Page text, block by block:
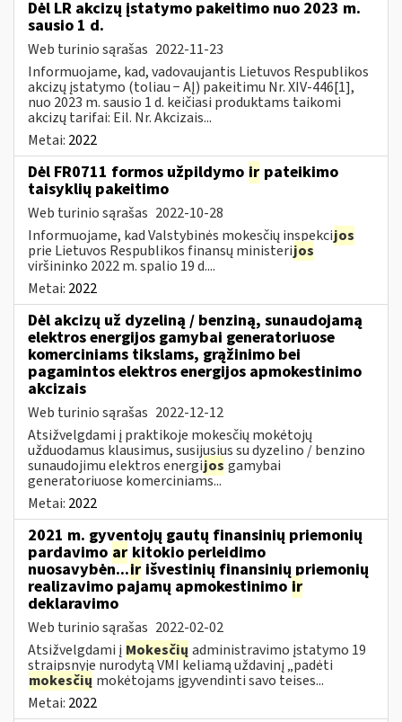
Dėl LR akcizų įstatymo pakeitimo nuo 2023 m.
sausio 1 d.
Web turinio sąrašas 2022-11-23
Informuojame, kad, vadovaujantis Lietuvos Respublikos
akcizų įstatymo (toliau − AĮ) pakeitimu Nr. XIV-446[1],
nuo 2023 m. sausio 1 d. keičiasi produktams taikomi
akcizų tarifai: Eil. Nr. Akcizais...
Metai: 2022
Dėl FR0711 formos užpildymo ir pateikimo
taisyklių pakeitimo
Web turinio sąrašas 2022-10-28
Informuojame, kad Valstybinės mokesčių inspekcijos
prie Lietuvos Respublikos finansų ministerijos
viršininko 2022 m. spalio 19 d....
Metai: 2022
Dėl akcizų už dyzeliną / benziną, sunaudojamą
elektros energijos gamybai generatoriuose
komerciniams tikslams, grąžinimo bei
pagamintos elektros energijos apmokestinimo
akcizais
Web turinio sąrašas 2022-12-12
Atsižvelgdami į praktikoje mokesčių mokėtojų
užduodamus klausimus, susijusius su dyzelino / benzino
sunaudojimu elektros energijos gamybai
generatoriuose komerciniams...
Metai: 2022
2021 m. gyventojų gautų finansinių priemonių
pardavimo ar kitokio perleidimo
nuosavybėn...ir išvestinių finansinių priemonių
realizavimo pajamų apmokestinimo ir
deklaravimo
Web turinio sąrašas 2022-02-02
Atsižvelgdami į Mokesčių administravimo įstatymo 19
straipsnyje nurodytą VMI keliamą uždavinį „padėti
mokesčių mokėtojams įgyvendinti savo teises...
Metai: 2022